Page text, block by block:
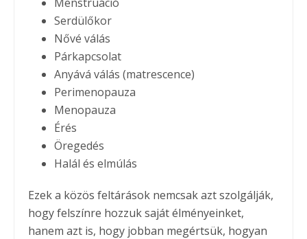
Serdülőkor
Nővé válás
Párkapcsolat
Anyává válás (matrescence)
Perimenopauza
Menopauza
Érés
Öregedés
Halál és elmúlás
Ezek a közös feltárások nemcsak azt szolgálják,
hogy felszínre hozzuk saját élményeinket,
hanem azt is, hogy jobban megértsük, hogyan